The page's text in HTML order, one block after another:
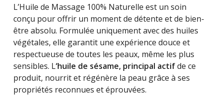
L’Huile de Massage 100% Naturelle est un soin
conçu pour offrir un moment de détente et de bien-
être absolu. Formulée uniquement avec des huiles
végétales, elle garantit une expérience douce et
respectueuse de toutes les peaux, même les plus
sensibles. L‘huile de sésame, principal actifde ce
produit, nourrit et régénère la peau grâce à ses
propriétés reconnues et éprouvées.